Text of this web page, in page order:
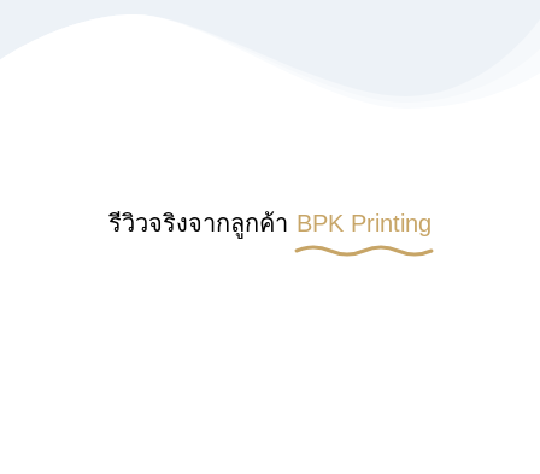
รีวิวจริงจากลูกค้า BPK Printing